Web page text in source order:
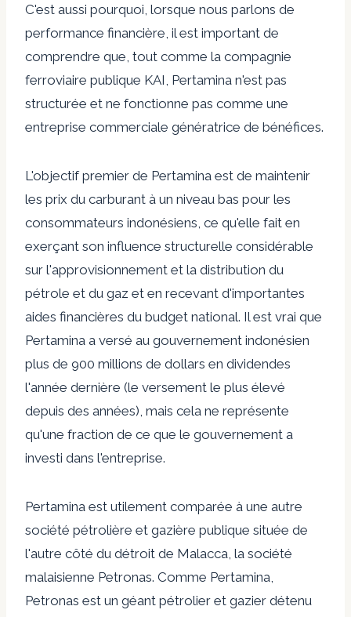
C'est aussi pourquoi, lorsque nous parlons de
performance financière, il est important de
comprendre que, tout comme la compagnie
ferroviaire publique KAI, Pertamina n'est pas
structurée et ne fonctionne pas comme une
entreprise commerciale génératrice de bénéfices.
L'objectif premier de Pertamina est de maintenir
les prix du carburant à un niveau bas pour les
consommateurs indonésiens, ce qu'elle fait en
exerçant son influence structurelle considérable
sur l'approvisionnement et la distribution du
pétrole et du gaz et en recevant d'importantes
aides financières du budget national. Il est vrai que
Pertamina a versé au gouvernement indonésien
plus de 900 millions de dollars en dividendes
l'année dernière (le versement le plus élevé
depuis des années), mais cela ne représente
qu'une fraction de ce que le gouvernement a
investi dans l'entreprise.
Pertamina est utilement comparée à une autre
société pétrolière et gazière publique située de
l'autre côté du détroit de Malacca, la société
malaisienne Petronas. Comme Pertamina,
Petronas est un géant pétrolier et gazier détenu